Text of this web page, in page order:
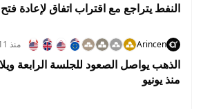
النفط يتراجع مع اقتراب اتفاق لإعادة
Arincen منذ 11 ساعة
الذهب يواصل الصعود للجلسة الرابعة
منذ يونيو